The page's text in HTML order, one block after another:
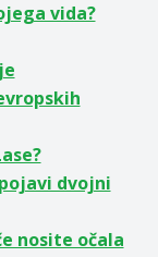
vida?
dvojni
nosite očala